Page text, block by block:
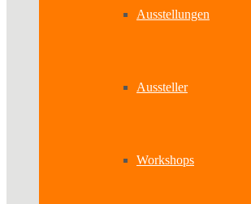
Ausstellungen
Aussteller
Workshops